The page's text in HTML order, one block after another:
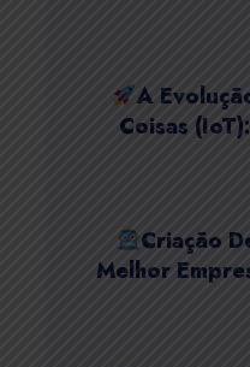
A
Coisas
Criação
Melhor